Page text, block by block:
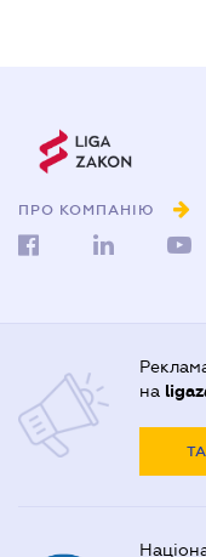
ПРО КОМПАНІЮ
на